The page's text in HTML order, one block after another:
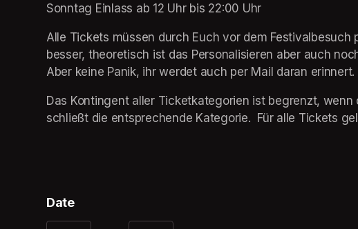
Sonntag Einlass ab 12 Uhr bis 22:00 Uhr
Alle Tickets müssen durch Euch vor dem
besser, theoretisch ist das Personalisieren aber auch
Aber keine Panik, ihr werdet auch per Mail daran erinnert.
Das Kontingent aller Ticketkategorien ist begrenzt,
schließt die entsprechende Kategorie.  Für alle Tickets
Date